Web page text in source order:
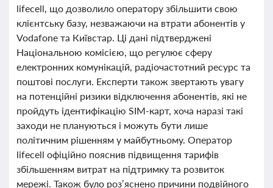
lifecell, що дозволило оператору збільшити свою
клієнтську базу, незважаючи на втрати абонентів у
Vodafone та Київстар. Ці дані підтверджені
Національною комісією, що регулює сферу
електронних комунікацій, радіочастотний ресурс та
поштові послуги. Експерти також звертають увагу
на потенційні ризики відключення абонентів, які не
пройдуть ідентифікацію SIM-карт, хоча наразі такі
заходи не плануються і можуть бути лише
політичним рішенням у майбутньому. Оператор
lifecell офіційно пояснив підвищення тарифів
збільшенням витрат на підтримку та розвиток
мережі. Також було роз’яснено причини подвійного